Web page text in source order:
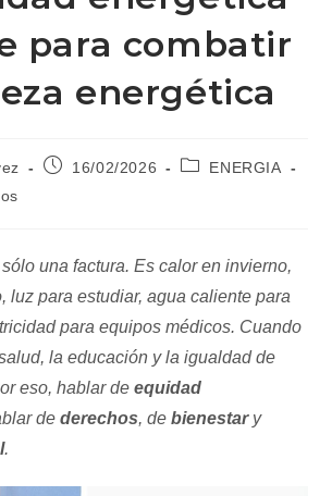
para combatir
energética
Publicación
16/02/2026
Categoría
ENERGIA
una factura. Es calor en invierno,
luz para estudiar, agua caliente para
para equipos médicos. Cuando
la educación y la igualdad de
eso, hablar deequidad
dederechos, debienestary
.